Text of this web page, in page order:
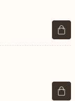
Voir
Voir